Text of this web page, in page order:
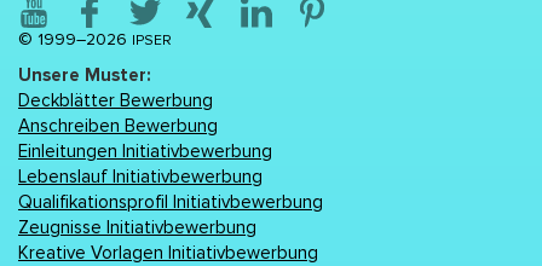
© 1999–2026 IPSER
Unsere Muster:
Deckblätter Bewerbung
Anschreiben Bewerbung
Einleitungen Initiativbewerbung
Lebenslаuf Initiativbewerbung
Qualifikationsprofil Initiativbewerbung
Zeugnisse Initiativbewerbung
Kreative Vorlagen Initiativbewerbung